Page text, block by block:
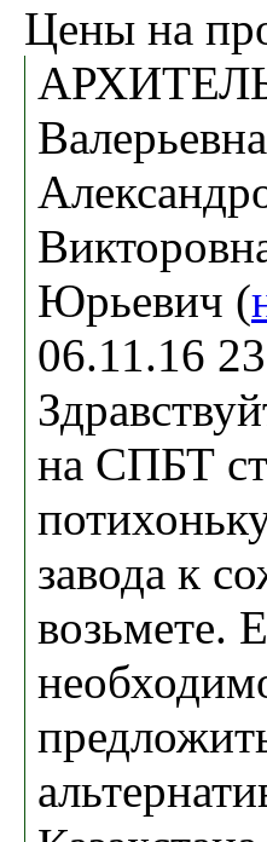
Цены на
Юрьевич (
06.11.16
на СПБТ
завода к
возьмете.